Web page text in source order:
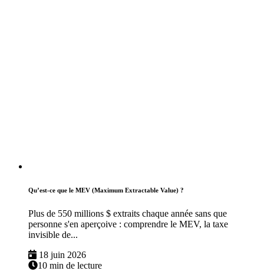
Qu’est-ce que le MEV (Maximum Extractable Value) ?
Plus de 550 millions $ extraits chaque année sans que
personne s'en aperçoive : comprendre le MEV, la taxe
invisible de...
18 juin 2026
10 min de lecture